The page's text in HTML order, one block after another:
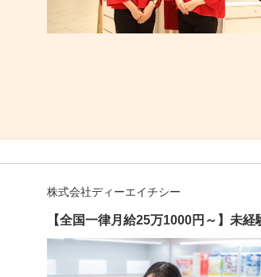
株式会社ディーエイチシー
【全国一律月給25万1000円～】未